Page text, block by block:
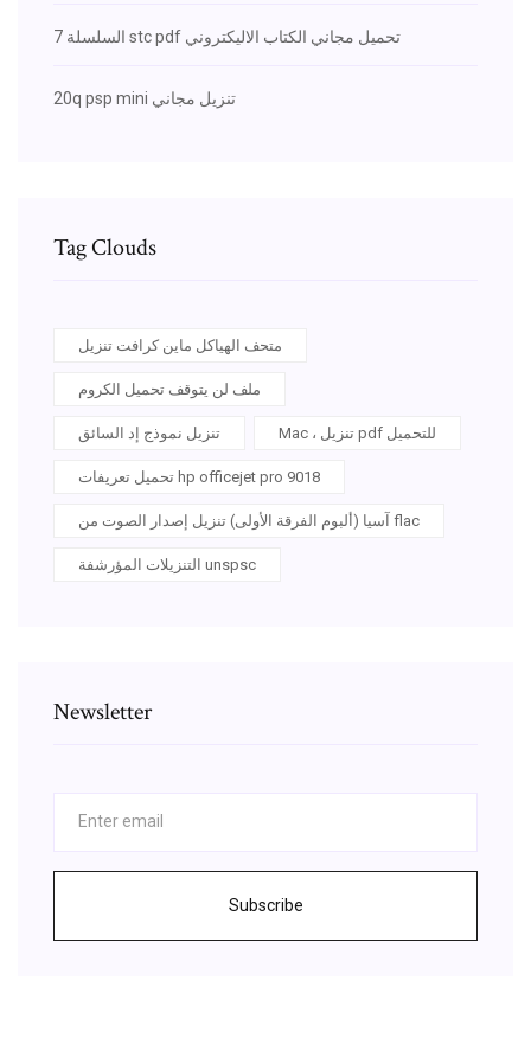
السلسلة 7 stc pdf تحميل مجاني الكتاب الاليكتروني
20q psp mini تنزيل مجاني
Tag Clouds
متحف الهياكل ماين كرافت تنزيل
ملف لن يتوقف تحميل الكروم
تنزيل نموذج إد السائق Mac ، تنزيل pdf للتحميل
تحميل تعريفات hp officejet pro 9018
آسيا (ألبوم الفرقة الأولى) تنزيل إصدار الصوت من flac
التنزيلات المؤرشفة unspsc
Newsletter
Subscribe